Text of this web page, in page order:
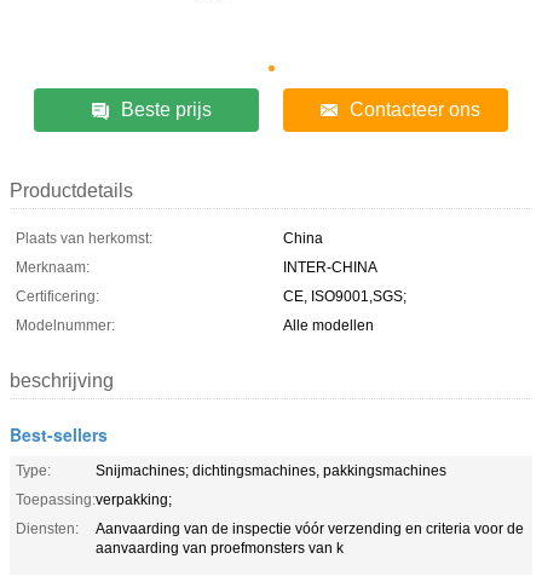
Beste prijs Contacteer ons
Productdetails
Plaats van herkomst:
China
Merknaam:
INTER-CHINA
Certificering:
CE, ISO9001,SGS;
Modelnummer:
Alle modellen
beschrijving
Best-sellers
Type:
Snijmachines; dichtingsmachines, pakkingsmachines
Toepassing:verpakking;
Diensten:
Aanvaarding van de inspectie vóór verzending en criteria voor de
aanvaarding van proefmonsters van k